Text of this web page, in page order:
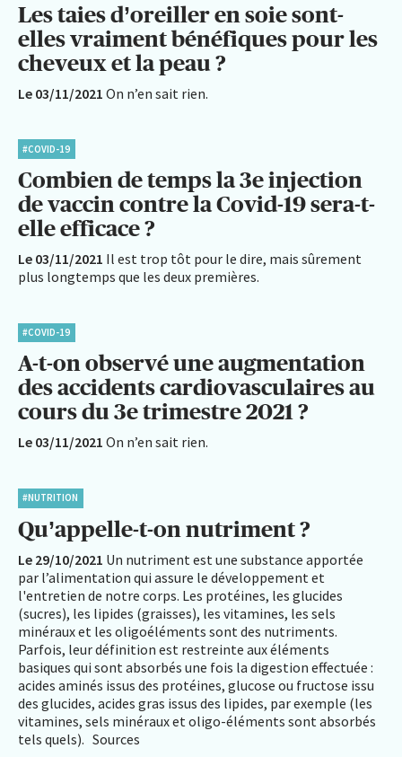
Les taies d’oreiller en soie sont-
elles vraiment bénéfiques pour les
cheveux et la peau ?
Le 03/11/2021 On n’en sait rien.
#COVID-19
Combien de temps la 3e injection
de vaccin contre la Covid-19 sera-t-
elle efficace ?
Le 03/11/2021 Il est trop tôt pour le dire, mais sûrement
plus longtemps que les deux premières.
#COVID-19
A-t-on observé une augmentation
des accidents cardiovasculaires au
cours du 3e trimestre 2021 ?
Le 03/11/2021 On n’en sait rien.
#NUTRITION
Qu’appelle-t-on nutriment ?
Le 29/10/2021 Un nutriment est une substance apportée
par l’alimentation qui assure le développement et
l'entretien de notre corps. Les protéines, les glucides
(sucres), les lipides (graisses), les vitamines, les sels
minéraux et les oligoéléments sont des nutriments.
Parfois, leur définition est restreinte aux éléments
basiques qui sont absorbés une fois la digestion effectuée :
acides aminés issus des protéines, glucose ou fructose issu
des glucides, acides gras issus des lipides, par exemple (les
vitamines, sels minéraux et oligo-éléments sont absorbés
tels quels). Sources